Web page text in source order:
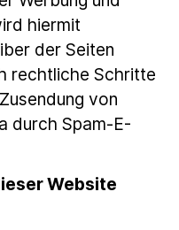
hiermit
der Seiten
rechtliche Schritte
von
durch Spam-E-
Website